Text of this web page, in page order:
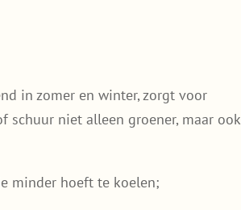
in zomer en winter, zorgt voor
niet alleen groener, maar ook
minder hoeft te koelen;